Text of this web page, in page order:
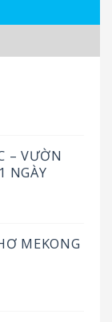
– VƯỜN
NGÀY
MEKONG